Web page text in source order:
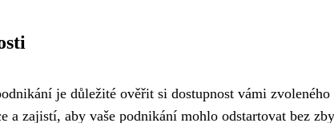
je důležité ověřit si dostupnost vámi
a zajistí, aby vaše podnikání mohlo odstartovat bez